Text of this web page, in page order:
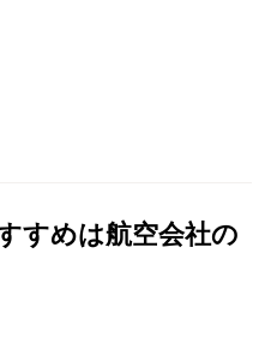
すめは航空会社の